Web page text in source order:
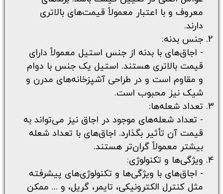
معروف و با اعتبار معمولاً قیمت‌های بالاتری
دارند.
جنس بدنه:
- اجاق‌های با بدنه از جنس استیل معمولاً دارای
قیمت بالاتری هستند. استیل یک جنس با دوام
و مقاوم است و در طراحی آشپزخانه‌های مدرن و
شیک نیز محبوب است.
تعداد شعله‌ها:
- تعداد شعله‌های موجود در اجاق نیز می‌تواند به
قیمت آن تأثیر بگذارد. اجاق‌های با تعداد شعله
بیشتر معمولاً گران‌تر هستند.
ویژگی‌ها و تکنولوژی:
- اجاق‌های با ویژگی‌ها و تکنولوژی‌های پیشرفته
مثل کنترل الکترونیکی، تایمر، گریل، و ... ممکن